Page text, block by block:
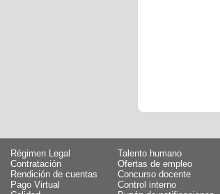
Régimen Legal
Talento humano
Contratación
Ofertas de empleo
Rendición de cuentas
Concurso docente
Pago Virtual
Control interno